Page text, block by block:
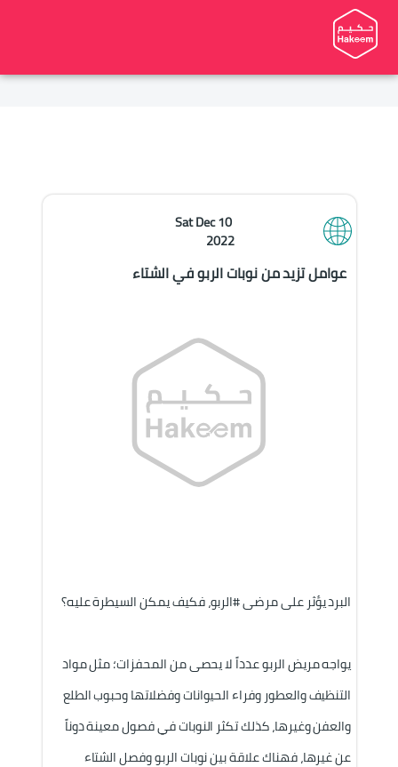
Sat Dec 10
2022
عوامل تزيد من نوبات الربو في الشتاء
البرد يؤثر على مرضى #الربو، فكيف يمكن السيطرة عليه؟
يواجه مريض الربو عدداً لا يحصى من المحفزات؛ مثل مواد
التنظيف والعطور وفراء الحيوانات وفضلاتها وحبوب الطلع
والعفن وغيرها، كذلك تكثر النوبات في فصول معينة دوناً
عن غيرها، فهناك علاقة بين نوبات الربو وفصل الشتاء